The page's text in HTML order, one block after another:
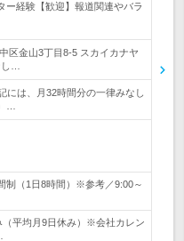
ー経験【歓迎】報道関連やバラ
区金山3丁目8-5 スカイカナヤ
…
には、月32時間分の一律みなし
…
制（1日8時間）※参考／9:00～
（平均月9日休み）※会社カレン